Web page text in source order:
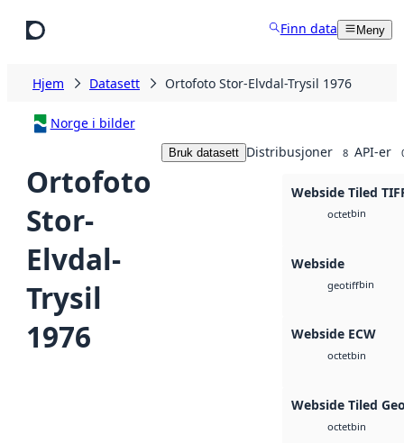
Finn data Meny
Hjem Datasett Ortofoto Stor-Elvdal-Trysil 1976
Norge i bilder
Ortofoto
Stor-
Elvdal-
Trysil
1976
Bruk datasett Distribusjoner 8 API-er
Webside Tiled
octetbin
Webside
geotiffbin
Webside ECW
octetbin
Webside Tiled
octetbin